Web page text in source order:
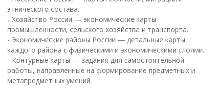
этнического состава.
- Хозяйство России — экономические карты
промышленности, сельского хозяйства и транспорта.
- Экономические районы России — детальные карты
каждого района с физическими и экономическими слоями.
- Контурные карты — задания для самостоятельной
работы, направленные на формирование предметных и
метапредметных умений.